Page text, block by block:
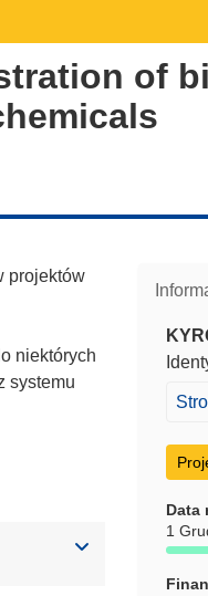
of
się
w
Data
1
projektów
niektórych
systemu